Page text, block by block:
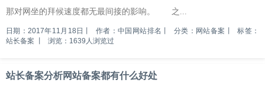
那对网坐的拜候速度都无最间接的影响。 之...
日期：2017年11月18日 作者：中国网站排名 分类：网站备案
标签：
站长备案
浏览：1639人浏览过
站长备案分析网站备案都有什么好处